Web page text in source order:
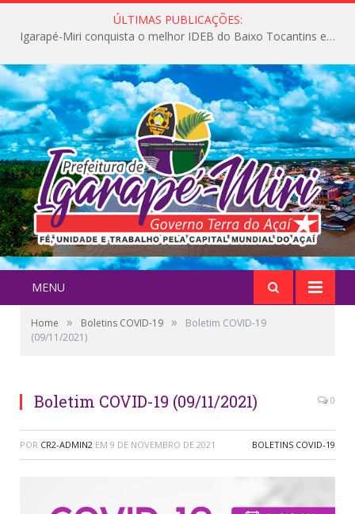
ÚLTIMAS PUBLICAÇÕES:
Igarapé-Miri conquista o melhor IDEB do Baixo Tocantins e avança na qualidade da educação pública
MENU
Home » Boletins COVID-19 »
Boletim COVID-19
(09/11/2021)
Boletim COVID-19 (09/11/2021) 0
POR CR2-ADMIN2 EM 9 DE NOVEMBRO DE 2021 BOLETINS COVID-19